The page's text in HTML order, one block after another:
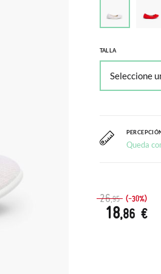
TALLA
Queda
26,95 (-30%)
18,86 €